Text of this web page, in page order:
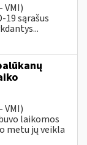
VMI)
19 sąrašus
VMI)
laikomos
metu jų veikla